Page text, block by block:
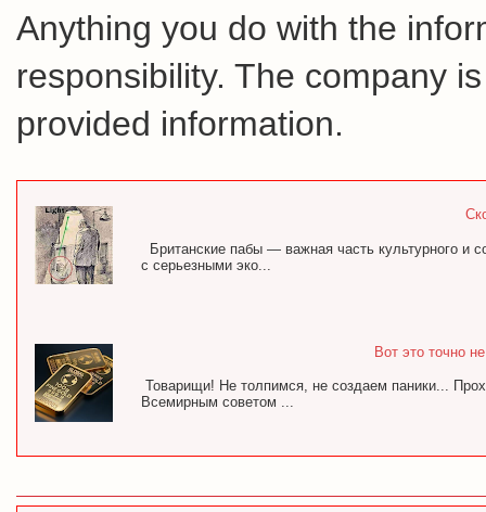
Anything you do with the
responsibility. The company
provided information.
Британские пабы — важная часть культурного и
с серьезными эко...
Вот это точно
Товарищи! Не толпимся, не создаем паники...
Всемирным советом ...